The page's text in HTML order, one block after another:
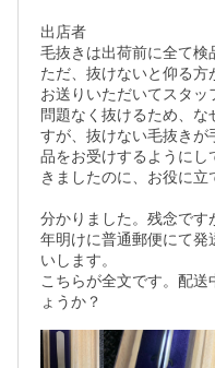
出店者
毛抜きは出荷前に全て検
ただ、抜けないと仰る方
お送りいただいてスタッ
問題なく抜けるため、
すが、抜けない毛抜きが
品をお受けするように
きましたのに、お役に立
分かりました。残念です
年明けに普通郵便にて
いします。
こちらが全文です。配
ょうか？